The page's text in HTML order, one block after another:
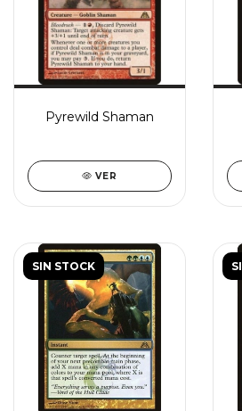
Pyrewild Shaman
VER
SIN STOCK